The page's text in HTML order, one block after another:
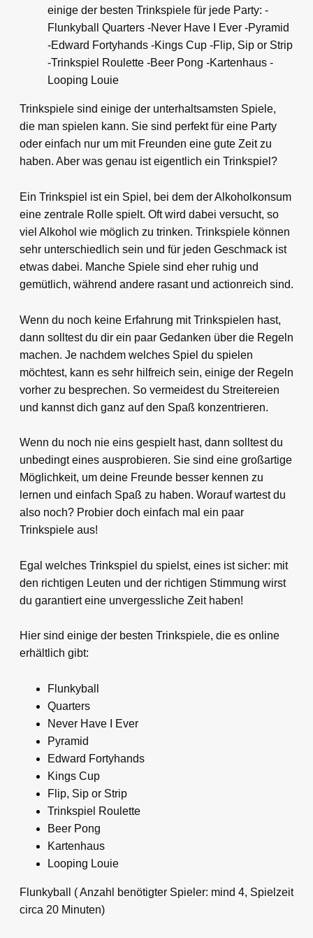
einige der besten Trinkspiele für jede Party: -
Flunkyball Quarters -Never Have I Ever -Pyramid
-Edward Fortyhands -Kings Cup -Flip, Sip or Strip
-Trinkspiel Roulette -Beer Pong -Kartenhaus -
Looping Louie
Trinkspiele sind einige der unterhaltsamsten Spiele,
die man spielen kann. Sie sind perfekt für eine Party
oder einfach nur um mit Freunden eine gute Zeit zu
haben. Aber was genau ist eigentlich ein Trinkspiel?
Ein Trinkspiel ist ein Spiel, bei dem der Alkoholkonsum
eine zentrale Rolle spielt. Oft wird dabei versucht, so
viel Alkohol wie möglich zu trinken. Trinkspiele können
sehr unterschiedlich sein und für jeden Geschmack ist
etwas dabei. Manche Spiele sind eher ruhig und
gemütlich, während andere rasant und actionreich sind.
Wenn du noch keine Erfahrung mit Trinkspielen hast,
dann solltest du dir ein paar Gedanken über die Regeln
machen. Je nachdem welches Spiel du spielen
möchtest, kann es sehr hilfreich sein, einige der Regeln
vorher zu besprechen. So vermeidest du Streitereien
und kannst dich ganz auf den Spaß konzentrieren.
Wenn du noch nie eins gespielt hast, dann solltest du
unbedingt eines ausprobieren. Sie sind eine großartige
Möglichkeit, um deine Freunde besser kennen zu
lernen und einfach Spaß zu haben. Worauf wartest du
also noch? Probier doch einfach mal ein paar
Trinkspiele aus!
Egal welches Trinkspiel du spielst, eines ist sicher: mit
den richtigen Leuten und der richtigen Stimmung wirst
du garantiert eine unvergessliche Zeit haben!
Hier sind einige der besten Trinkspiele, die es online
erhältlich gibt:
Flunkyball
Quarters
Never Have I Ever
Pyramid
Edward Fortyhands
Kings Cup
Flip, Sip or Strip
Trinkspiel Roulette
Beer Pong
Kartenhaus
Looping Louie
Flunkyball ( Anzahl benötigter Spieler: mind 4, Spielzeit
circa 20 Minuten)